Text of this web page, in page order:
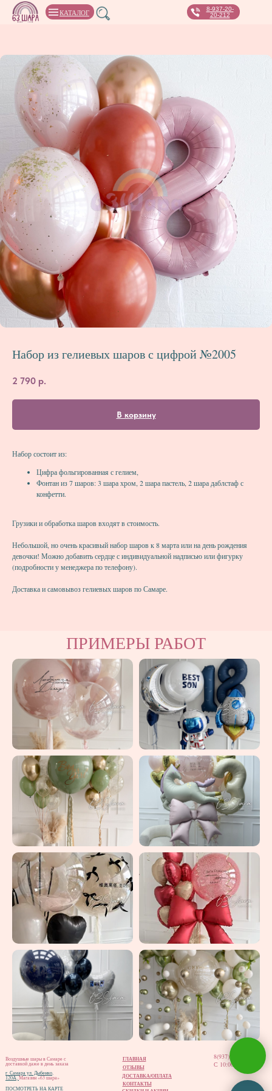
8-937-20-
20-212
КАТАЛОГ
Набор из гелиевых шаров с цифрой №2005
2 790 р.
В корзину
Набор состоит из:
Цифра фольгированная с гелием,
Фонтан из 7 шаров: 3 шара хром, 2 шара пастель, 2 шара даблстаф с
конфетти.
Грузики и обработка шаров входят в стоимость.
Небольшой, но очень красивый набор шаров к 8 марта или на день рождения
девочки! Можно добавить сердце с индивидуальной надписью или фигурку
(подробности у менеджера по телефону).
Доставка и самовывоз гелиевых шаров по Самаре.
ПРИМЕРЫ РАБОТ
ОТЗЫВЫ
ГЛАВНАЯ
ДОСТАВКА/ОПЛАТА
КОНТАКТЫ
8(937)202-02-12
С 10:00 до 20:00
Воздушные шары в Самаре с
доставкой даже в день заказа
г. Самара ул. Дыбенко,
120А,Магазин «63 шара»
ПОСМОТРЕТЬ НА КАРТЕ